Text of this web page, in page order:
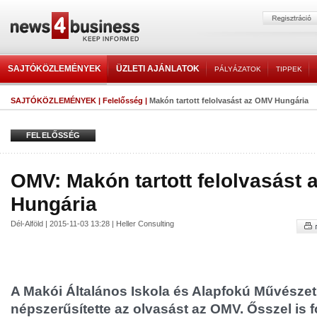
SAJTÓKÖZLEMÉNYEK ÜZLETI AJÁNLATOK PÁLYÁZATOK TIPPEK
SAJTÓKÖZLEMÉNYEK | Felelősség | Makón tartott felolvasást az OMV Hungária
FELELŐSSÉG
OMV: Makón tartott felolvasást
Hungária
Dél-Alföld | 2015-11-03 13:28 | Heller Consulting
A Makói Általános Iskola és Alapfokú
népszerűsítette az olvasást az OMV. Ősszel is